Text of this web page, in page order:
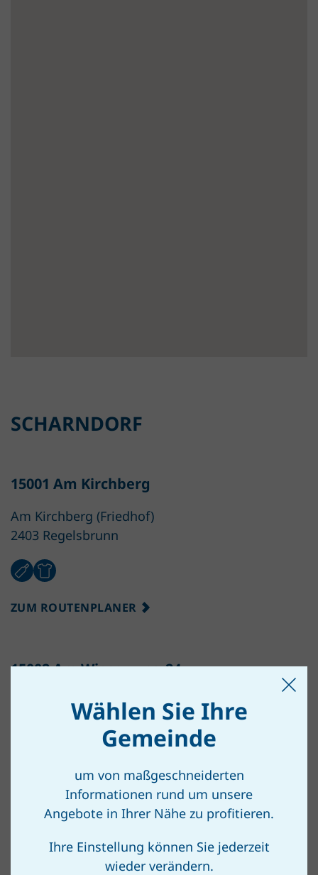
SCHARNDORF
15001 Am Kirchberg
Am Kirchberg (Friedhof)
2403 Regelsbrunn
ZUM ROUTENPLANER
15002 Am Wiesenweg 24
Am Wiesenweg 24, neben der Feuerwehr
2403 Scharndorf
ZUM ROUTENPLANER
15003 Teichgasse/Donaustraße
Wählen Sie Ihre
Gemeinde
um von maßgeschneiderten
Informationen rund um unsere
Angebote in Ihrer Nähe zu profitieren.
Ihre Einstellung können Sie jederzeit
wieder verändern.